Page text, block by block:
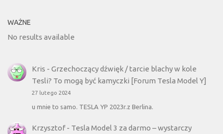
WAŻNE
No results available
Kris - Grzechoczący dźwięk / tarcie blachy w kole
Tesli? To mogą być kamyczki [Forum Tesla Model Y]
27 lutego 2024
u mnie to samo. TESLA YP 2023r.z Berlina.
Krzysztof- Tesla Model 3 za darmo – wystarczy